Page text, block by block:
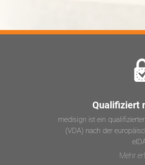
Qualifiziert
medisign ist ein
(VDA) nach der
Mehr